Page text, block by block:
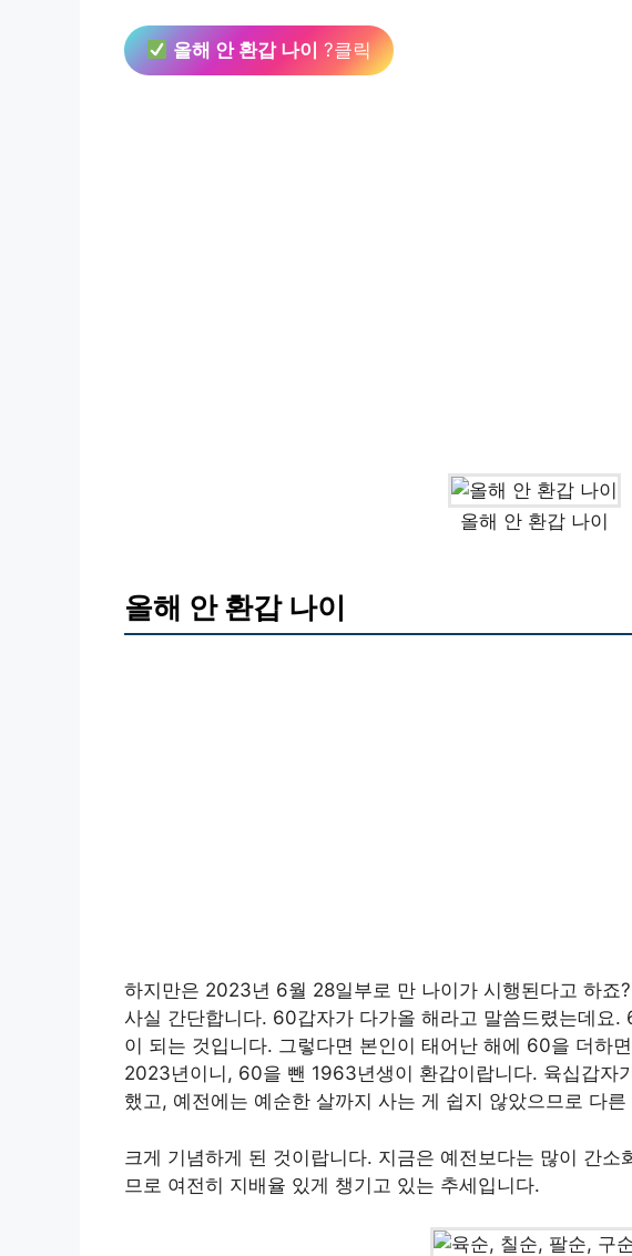
올해 안 환갑 나이 ?클릭
올해 안 환갑 나이
올해 안 환갑 나이
하지만은 2023년 6월 28일부로 만 나이가 시행된다고 하죠
사실 간단합니다. 60갑자가 다가올 해라고 말씀드렸는데요
이 되는 것입니다. 그렇다면 본인이 태어난 해에 60을 더하
2023년이니, 60을 뺀 1963년생이 환갑이랍니다. 육십갑자
했고, 예전에는 예순한 살까지 사는 게 쉽지 않았으므로 다른
크게 기념하게 된 것이랍니다. 지금은 예전보다는 많이 간소
므로 여전히 지배율 있게 챙기고 있는 추세입니다.